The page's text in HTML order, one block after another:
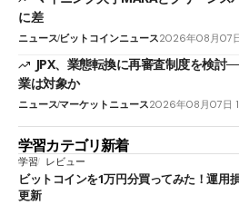
に差
ニュースビットコインニュース2026年08月07
JPX、業態転換に再審査制度を検討
業は対象か
ニュースマーケットニュース2026年08月07日
学習カテゴリ新着
学習 レビュー
ビットコインを1万円分買ってみた！運用
更新